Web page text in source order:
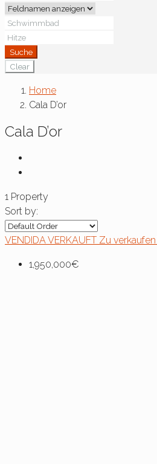
Suche
Clear
Home
Cala D’or
Cala D’or
1 Property
Sort by:
VENDIDAVERKAUFT Zu verkaufen
1,950,000€